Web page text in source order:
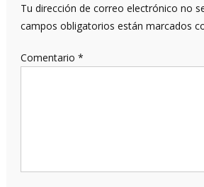
Tu dirección de correo electrónico no
campos obligatorios están marcados
Comentario *